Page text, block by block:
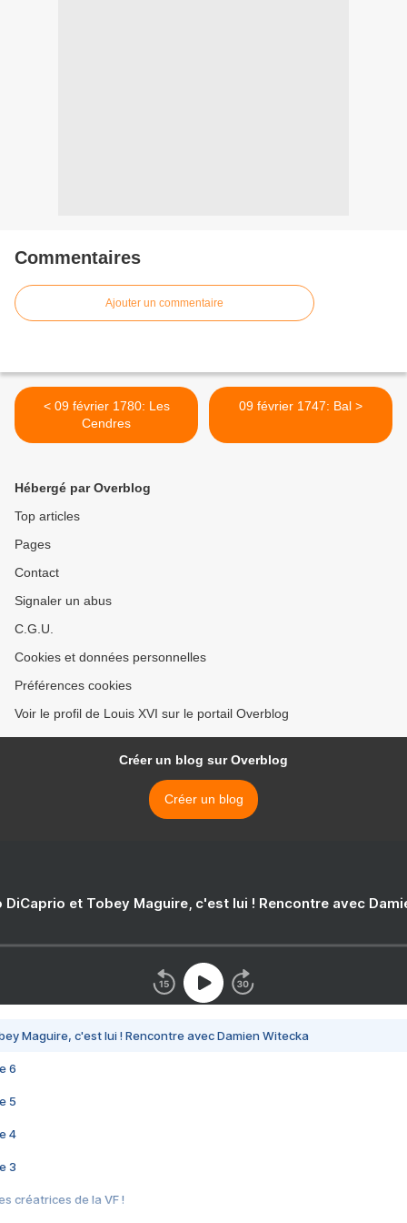
Commentaires
Ajouter un commentaire
< 09 février 1780: Les
Cendres
09 février 1747: Bal >
Hébergé par Overblog
Top articles
Pages
Contact
Signaler un abus
C.G.U.
Cookies et données personnelles
Préférences cookies
Voir le profil de Louis XVI sur le portail Overblog
Créer un blog sur Overblog
Créer un blog
DiCaprio et Tobey Maguire, c'est lui ! Rencontre avec
Maguire, c'est lui ! Rencontre avec Damien Witecka
6
5
4
3
créatrices de la VF !